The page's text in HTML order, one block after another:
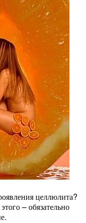
целлюлита?
– обязательно